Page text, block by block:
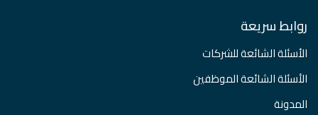
روابط سريعة
الأسئلة الشائعة للشركات
الأسئلة الشائعة الموظفين
المدونة